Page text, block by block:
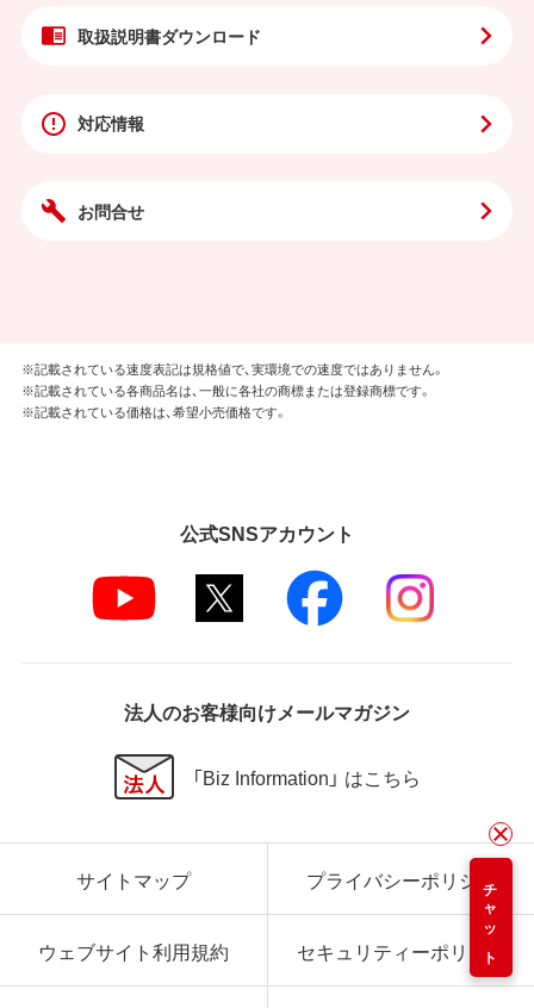
取扱説明書ダウンロード
対応情報
お問合せ
チャット
※記載されている速度表記は規格値で、実環境での速度ではありません。
※記載されている各商品名は、一般に各社の商標または登録商標です。
※記載されている価格は、希望小売価格です。
公式SNSアカウント
法人のお客様向けメールマガジン
「Biz Information」 はこちら
サイトマップ プライバシーポリシー
ウェブサイト利用規約 セキュリティーポリシー